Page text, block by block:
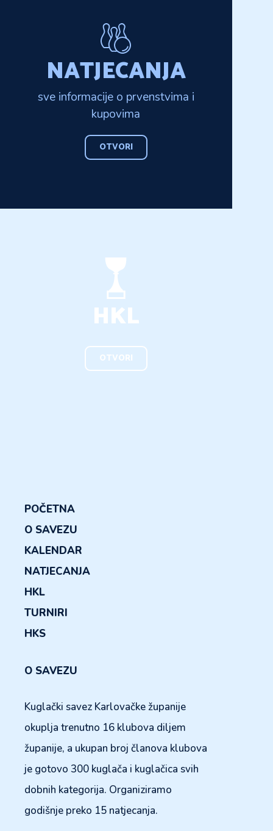
NATJECANJA
sve informacije o prvenstvima i
kupovima
OTVORI
HKL
OTVORI
POČETNA
O SAVEZU
KALENDAR
NATJECANJA
HKL
TURNIRI
HKS
O SAVEZU
Kuglački savez Karlovačke županije
okuplja trenutno 16 klubova diljem
županije, a ukupan broj članova klubova
je gotovo 300 kuglača i kuglačica svih
dobnih kategorija. Organiziramo
godišnje preko 15 natjecanja.